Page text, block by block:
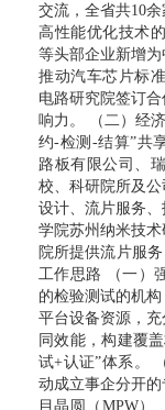
交流，全省共10
高性能优化技术
等头部企业新增为
推动汽车芯片标
电路研究院签订
响力。 （二）经
约-检测-结算”共
路板有限公司、
校、科研院所及
设计、流片服务
学院苏州纳米技
院所提供流片服
工作思路 （一）
的检验测试的机
平台设备资源，
同效能，构建覆
试+认证”体系。
动成立事企分开
目晶圆（MPW）